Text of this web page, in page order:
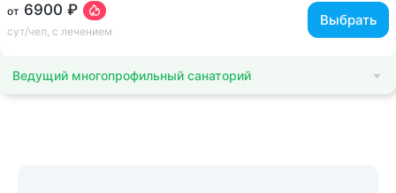
от 6900 ₽
сут/чел, с лечением
Выбрать
Ведущий многопрофильный санаторий